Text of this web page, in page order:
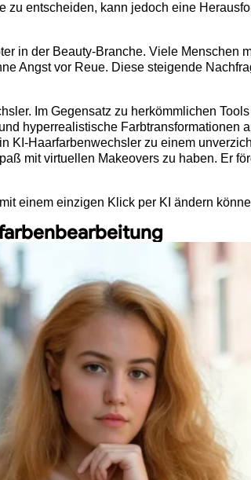
entscheiden, kann jedoch eine
in der Beauty-Branche. Viele Menschen
Angst vor Reue. Diese steigende
Im Gegensatz zu herkömmlichen
hyperrealistische Farbtransformationen
KI-Haarfarbenwechsler zu einem
mit virtuellen Makeovers zu haben. Er
einem einzigen Klick per KI ändern